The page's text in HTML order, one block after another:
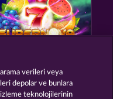
verileri veya
depolar ve bunlara
teknolojilerinin